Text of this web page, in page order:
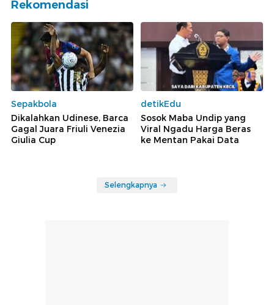
Rekomendasi
Sepakbola
Dikalahkan Udinese, Barca
Gagal Juara Friuli Venezia
Giulia Cup
detikEdu
Sosok Maba Undip yang
Viral Ngadu Harga Beras
ke Mentan Pakai Data
Selengkapnya